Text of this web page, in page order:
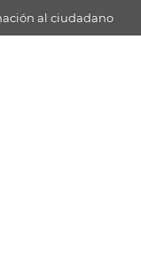
al ciudadano